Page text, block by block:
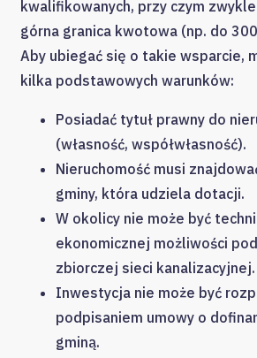
kwalifikowanych, przy czym
górna granica kwotowa (np. do
Aby ubiegać się o takie wsparcie,
kilka podstawowych warunków:
Posiadać tytuł prawny do
(własność, współwłasność).
Nieruchomość musi
gminy, która udziela dotacji.
W okolicy nie może być
ekonomicznej możliwości
zbiorczej sieci kanalizacyjnej.
Inwestycja nie może być
podpisaniem umowy o
gminą.